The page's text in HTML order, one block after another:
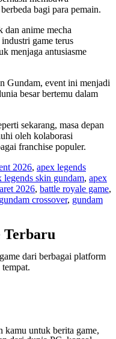
bagi para pemain.
dan anime mecha
game terus
menjaga antusiasme
Gundam, event ini menjadi
besar bertemu dalam
sekarang, masa depan
oleh kolaborasi
franchise populer.
2026, apex legends
legends skin gundam, apex
2026, battle royale game,
gundam crossover, gundam
Terbaru
dari berbagai platform
kamu untuk berita game,